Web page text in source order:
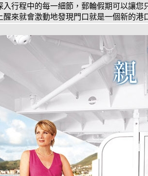
行程中的每一細節，郵輪假期可以讓
來就會激動地發現門口就是一個新的港